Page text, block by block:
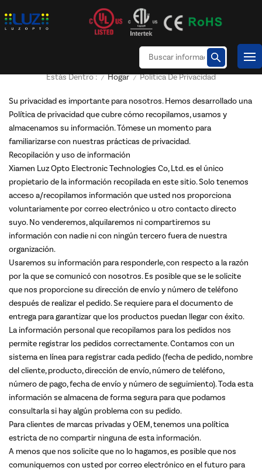
Estás Dentro : / Hogar / Política De Privacidad
Su privacidad es importante para nosotros. Hemos desarrollado una
Política de privacidad que cubre cómo recopilamos, usamos y
almacenamos su información. Tómese un momento para
familiarizarse con nuestras prácticas de privacidad.
Recopilación y uso de información
Xiamen Luz Opto Electronic Technologies Co, Ltd. es el único
propietario de la información recopilada en este sitio. Solo tenemos
acceso a/recopilamos información que usted nos proporciona
voluntariamente por correo electrónico u otro contacto directo
suyo. No venderemos, alquilaremos ni compartiremos su
información con nadie ni con ningún tercero fuera de nuestra
organización.
Usaremos su información para responderle, con respecto a la razón
por la que se comunicó con nosotros. Es posible que se le solicite
que nos proporcione su dirección de envío y número de teléfono
después de realizar el pedido. Se requiere para el documento de
entrega para garantizar que los productos puedan llegar con éxito.
La información personal que recopilamos para los pedidos nos
permite registrar los pedidos correctamente. Contamos con un
sistema en línea para registrar cada pedido (fecha de pedido, nombre
del cliente, producto, dirección de envío, número de teléfono,
número de pago, fecha de envío y número de seguimiento). Toda esta
información se almacena de forma segura para que podamos
consultarla si hay algún problema con su pedido.
Para clientes de marcas privadas y OEM, tenemos una política
estricta de no compartir ninguna de esta información.
A menos que nos solicite que no lo hagamos, es posible que nos
comuniquemos con usted por correo electrónico en el futuro para